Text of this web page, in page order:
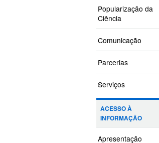
Popularização da
Ciência
Comunicação
Parcerias
Serviços
ACESSO À
INFORMAÇÃO
Apresentação